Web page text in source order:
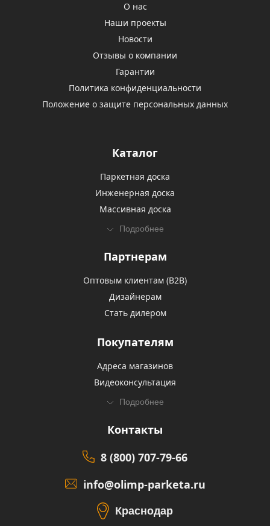
О нас
Наши проекты
Новости
Отзывы о компании
Гарантии
Политика конфиденциальности
Положение о защите персональных данных
Каталог
Паркетная доска
Инженерная доска
Массивная доска
Подробнее
Партнерам
Оптовым клиентам (В2В)
Дизайнерам
Стать дилером
Покупателям
Адреса магазинов
Видеоконсультация
Подробнее
Контакты
8 (800) 707-79-66
info@olimp-parketa.ru
Краснодар